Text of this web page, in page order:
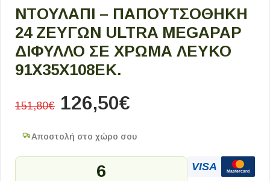
ΝΤΟΥΛΆΠΙ – ΠΑΠΟΥΤΣΟΘΉΚΗ
24 ΖΕΥΓΏΝ ULTRA MEGAPAP
ΔΊΦΥΛΛΟ ΣΕ ΧΡΏΜΑ ΛΕΥΚΌ
91X35X108ΕΚ.
151,80€ 126,50€
Αποστολή στο χώρο σου
6 VISA Mastercard